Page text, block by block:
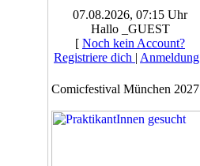
07.08.2026, 07:15 Uhr
Hallo _GUEST
[ Noch kein Account?
Registriere dich | Anmeldung
Comicfestival München 2027